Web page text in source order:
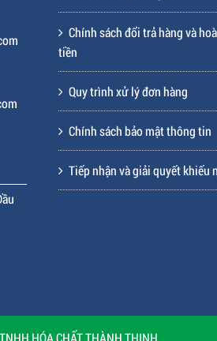
1
Hình thức thanh toán
Hình thức vận chuyển
Chính sách bảo mật thông tin